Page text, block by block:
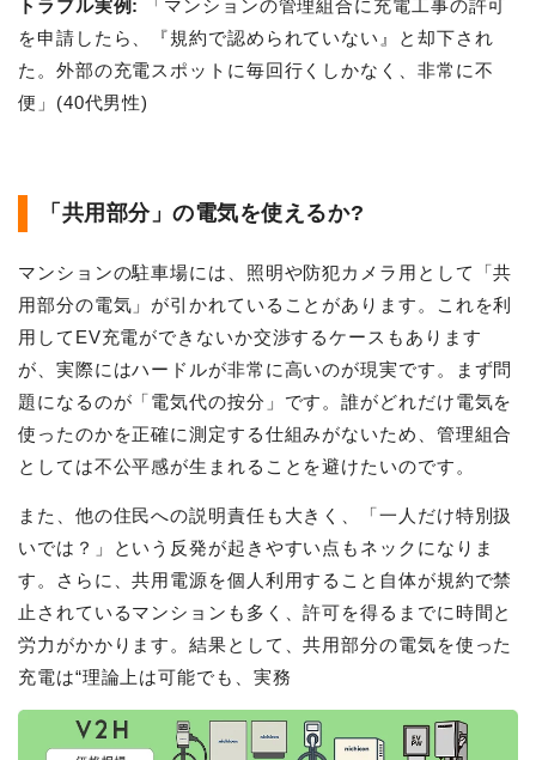
トラブル実例:
「マンションの管理組合に充電工事の許可
を申請したら、『規約で認められていない』と却下され
た。外部の充電スポットに毎回行くしかなく、非常に不
便」(40代男性)
「共用部分」の電気を使えるか?
マンションの駐車場には、照明や防犯カメラ用として「共
用部分の電気」が引かれていることがあります。これを利
用してEV充電ができないか交渉するケースもあります
が、実際にはハードルが非常に高いのが現実です。まず問
題になるのが「電気代の按分」です。誰がどれだけ電気を
使ったのかを正確に測定する仕組みがないため、管理組合
としては不公平感が生まれることを避けたいのです。
また、他の住民への説明責任も大きく、「一人だけ特別扱
いでは？」という反発が起きやすい点もネックになりま
す。さらに、共用電源を個人利用すること自体が規約で禁
止されているマンションも多く、許可を得るまでに時間と
労力がかかります。結果として、共用部分の電気を使った
充電は“理論上は可能でも、実務